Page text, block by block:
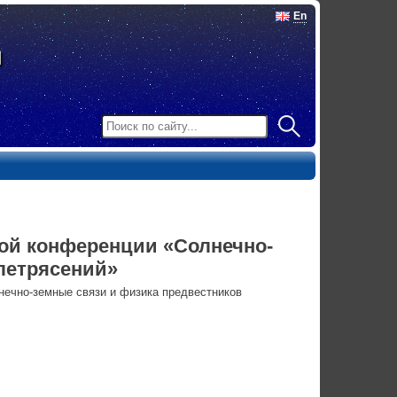
En
конференции «Солнечно-
земные связи и физика предвестников